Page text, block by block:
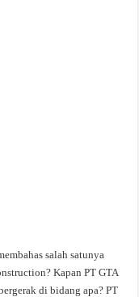
salah satunya
Kapan PT GTA
di bidang apa? PT